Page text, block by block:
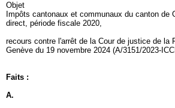
Objet
Impôts cantonaux et communaux du canton de
direct, période fiscale 2020,
recours contre l'arrêt de la Cour de justice de la
Genève du 19 novembre 2024 (A/3151/2023-
Faits :
A.